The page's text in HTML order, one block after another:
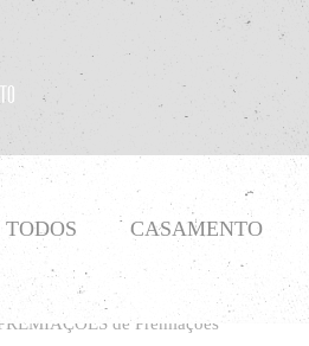
TODOS CASAMENTO